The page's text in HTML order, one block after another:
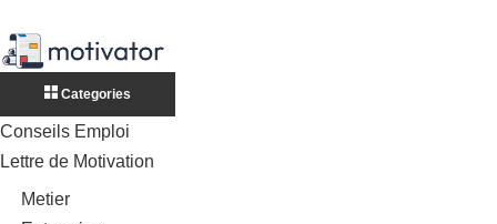
Categories
Conseils Emploi
Lettre de Motivation
Metier